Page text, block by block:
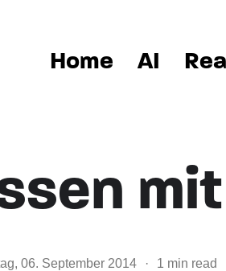
Home AI
06. September 2014 · 1 min read